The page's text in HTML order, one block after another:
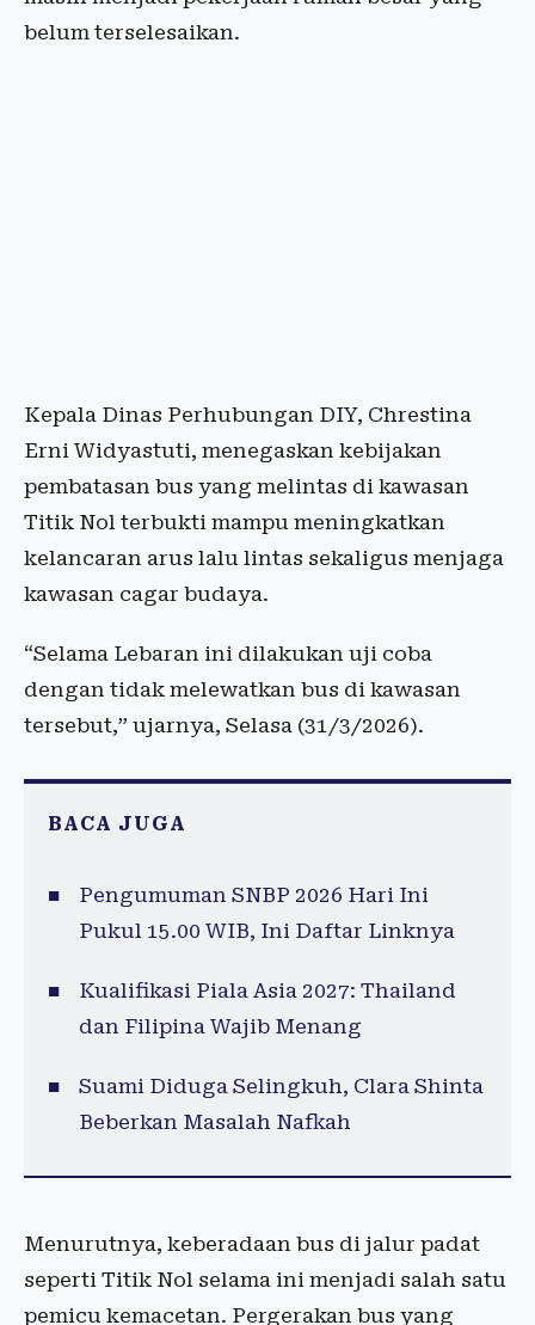
belum terselesaikan.
Kepala Dinas Perhubungan DIY, Chrestina
Erni Widyastuti, menegaskan kebijakan
pembatasan bus yang melintas di kawasan
Titik Nol terbukti mampu meningkatkan
kelancaran arus lalu lintas sekaligus menjaga
kawasan cagar budaya.
“Selama Lebaran ini dilakukan uji coba
dengan tidak melewatkan bus di kawasan
tersebut,” ujarnya, Selasa (31/3/2026).
BACA JUGA
Pengumuman SNBP 2026 Hari Ini
Pukul 15.00 WIB, Ini Daftar Linknya
Kualifikasi Piala Asia 2027: Thailand
dan Filipina Wajib Menang
Suami Diduga Selingkuh, Clara Shinta
Beberkan Masalah Nafkah
Menurutnya, keberadaan bus di jalur padat
seperti Titik Nol selama ini menjadi salah satu
pemicu kemacetan. Pergerakan bus yang